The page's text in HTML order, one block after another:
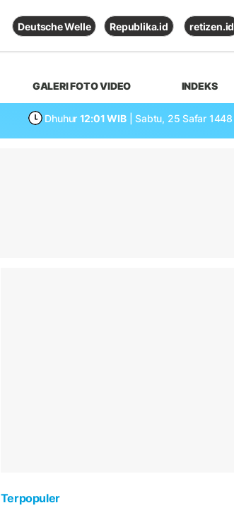
Deutsche Welle Republika.id retizen.id
GALERI FOTO VIDEO INDEKS
Dhuhur 12:01 WIB | Sabtu, 25 Safar 1448
Terpopuler